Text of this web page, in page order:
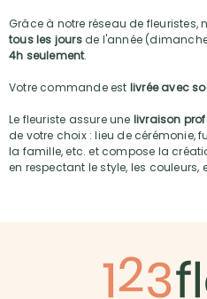
Grâce à notre réseau de fleuristes,
tous les joursde l'année
4h seulement.
Votre commande est livrée avec
Le fleuriste assure une livraison
de votre choix : lieu de cérémonie,
la famille, etc. et compose la
en respectant le style, les couleurs,